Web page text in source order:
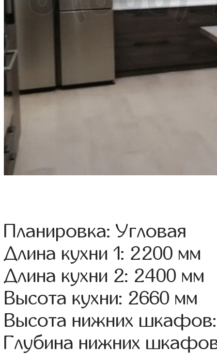
Планировка: Угловая
Длина кухни 1: 2200 мм
Длина кухни 2: 2400 мм
Высота кухни: 2660 мм
Высота нижних
Глубина нижних